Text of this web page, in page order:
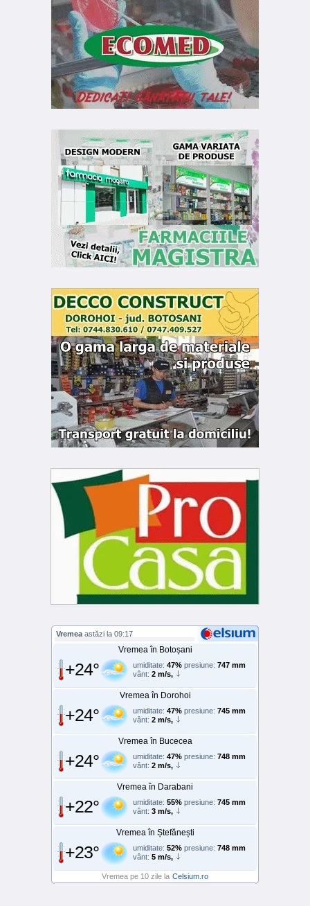
Vremea astăzi la 09:17
Vremea în Botoșani
+24° umiditate: 47% presiune: 747 mm
vânt: 2 m/s,
Vremea în Dorohoi
+24° umiditate: 47% presiune: 745 mm
vânt: 2 m/s,
Vremea în Bucecea
+24° umiditate: 47% presiune: 748 mm
vânt: 2 m/s,
Vremea în Darabani
+22° umiditate: 55% presiune: 745 mm
vânt: 3 m/s,
Vremea în Ștefănești
+23° umiditate: 52% presiune: 748 mm
vânt: 5 m/s,
Vremea pe 10 zile la Celsium.ro